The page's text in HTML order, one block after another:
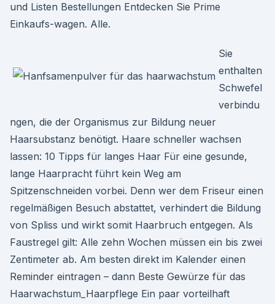
und Listen Bestellungen Entdecken Sie Prime
Einkaufs-wagen. Alle.
Sie
enthalten
Schwefel
verbindu
ngen, die der Organismus zur Bildung neuer
Haarsubstanz benötigt. Haare schneller wachsen
lassen: 10 Tipps für langes Haar Für eine gesunde,
lange Haarpracht führt kein Weg am
Spitzenschneiden vorbei. Denn wer dem Friseur einen
regelmäßigen Besuch abstattet, verhindert die Bildung
von Spliss und wirkt somit Haarbruch entgegen. Als
Faustregel gilt: Alle zehn Wochen müssen ein bis zwei
Zentimeter ab. Am besten direkt im Kalender einen
Reminder eintragen – dann Beste Gewürze für das
Haarwachstum_Haarpflege Ein paar vorteilhaft